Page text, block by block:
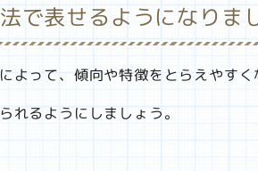
で表せるようになりま
よって、傾向や特徴をとらえやすく
れるようにしましょう。